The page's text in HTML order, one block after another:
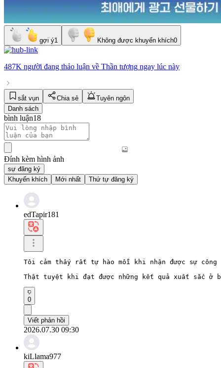
gợi ý1 Không được khuyến khích0
487K người đang thảo luận về Thần tượng ngay lúc này
sắt vụn Chia sẻ
Tuyên ngôn
Danh sách
bình luận18
Đính kèm hình ảnh
sự đăng ký
Khuyến khích
Mới nhất Thứ tự đăng ký
edTapir181
Tôi cảm thấy rất tự hào mỗi khi nhận được sự
Thật tuyệt khi đạt được những kết quả xuất sắc ở
0
Viết phản hồi
2026.07.30 09:30
kiLlama977